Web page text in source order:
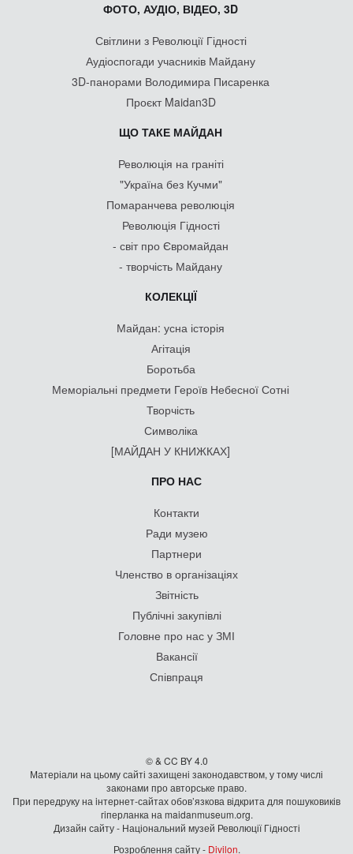
ФОТО, АУДІО, ВІДЕО, 3D
Світлини з Революції Гідності
Аудіоспогади учасників Майдану
3D-панорами Володимира Писаренка
Проєкт Maidan3D
ЩО ТАКЕ МАЙДАН
Революція на граніті
"Україна без Кучми"
Помаранчева революція
Революція Гідності
- світ про Євромайдан
- творчість Майдану
КОЛЕКЦІЇ
Майдан: усна історія
Агітація
Боротьба
Меморіальні предмети Героїв Небесної Сотні
Творчість
Символіка
[МАЙДАН У КНИЖКАХ]
ПРО НАС
Контакти
Ради музею
Партнери
Членство в організаціях
Звітність
Публічні закупівлі
Головне про нас у ЗМІ
Вакансії
Співпраця
© & CC BY 4.0
Матеріали на цьому сайті захищені законодавством, у тому числі
законами про авторське право.
При передруку на iнтернет-сайтах обов’язкова відкрита для пошуковиків
гiперланка на maidanmuseum.org.
Дизайн сайту - Національний музей Революції Гідності
Розроблення сайту - Divilon.